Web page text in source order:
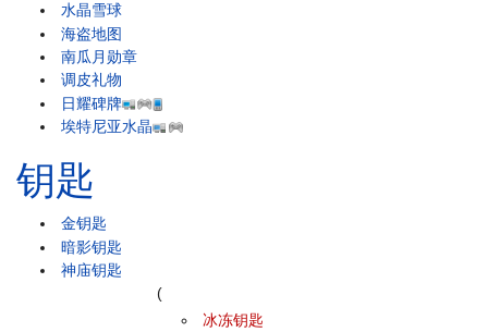
水晶雪球
海盗地图
南瓜月勋章
调皮礼物
日耀碑牌
埃特尼亚水晶
钥匙
金钥匙
暗影钥匙
神庙钥匙
(
冰冻钥匙